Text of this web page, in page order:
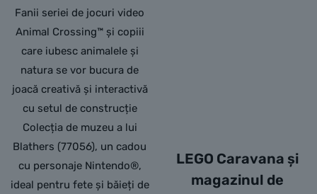
Fanii seriei de jocuri video
Animal Crossing™ și copiii
care iubesc animalele și
natura se vor bucura de
joacă creativă și interactivă
cu setul de construcție
Colecția de muzeu a lui
Blathers (77056), un cadou
cu personaje Nintendo®,
ideal pentru fete și băieți de
LEGO Caravana și
magazinul de